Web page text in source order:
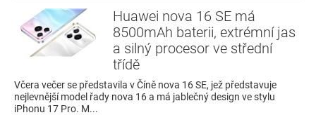
Huawei nova 16 SE má
8500mAh baterii, extrémní jas
a silný procesor ve střední
třídě
Včera večer se představila v Číně nova 16 SE, jež představuje
nejlevnější model řady nova 16 a má jablečný design ve stylu
iPhonu 17 Pro. M...